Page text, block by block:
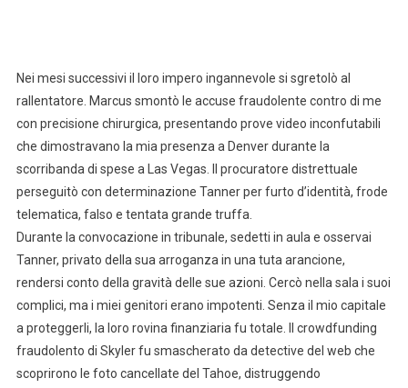
Nei mesi successivi il loro impero ingannevole si sgretolò al
rallentatore. Marcus smontò le accuse fraudolente contro di me
con precisione chirurgica, presentando prove video inconfutabili
che dimostravano la mia presenza a Denver durante la
scorribanda di spese a Las Vegas. Il procuratore distrettuale
perseguitò con determinazione Tanner per furto d’identità, frode
telematica, falso e tentata grande truffa.
Durante la convocazione in tribunale, sedetti in aula e osservai
Tanner, privato della sua arroganza in una tuta arancione,
rendersi conto della gravità delle sue azioni. Cercò nella sala i suoi
complici, ma i miei genitori erano impotenti. Senza il mio capitale
a proteggerli, la loro rovina finanziaria fu totale. Il crowdfunding
fraudolento di Skyler fu smascherato da detective del web che
scoprirono le foto cancellate del Tahoe, distruggendo